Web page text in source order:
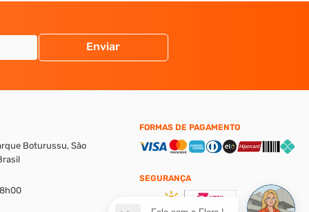
Enviar
Boturussu, São
FORMAS DE PAGAMENTO
SEGURANÇA